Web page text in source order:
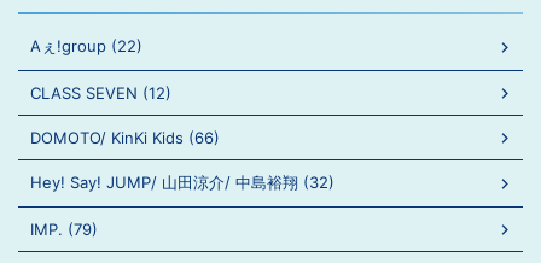
Aぇ!group (22)
CLASS SEVEN (12)
DOMOTO/ KinKi Kids (66)
Hey! Say! JUMP/ 山田涼介/ 中島裕翔 (32)
IMP. (79)